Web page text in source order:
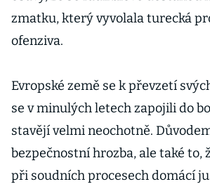
zmatku, který vyvolala turecká
ofenziva.
Evropské země se k převzetí
se v minulých letech zapojili do
stavějí velmi neochotně.
bezpečnostní hrozba, ale také to,
při soudních procesech domácí